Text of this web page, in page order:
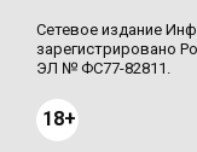
Сетевое издание
зарегистрировано
ЭЛ № ФС77-82811.
18+